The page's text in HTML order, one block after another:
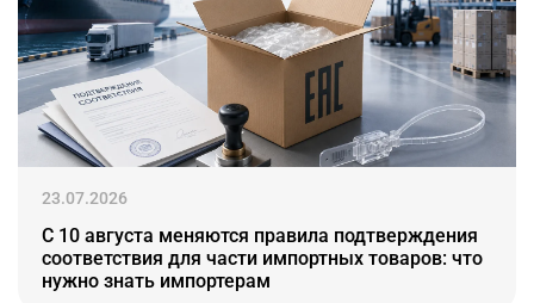
23.07.2026
С 10 августа меняются правила подтверждения
соответствия для части импортных товаров: что
нужно знать импортерам